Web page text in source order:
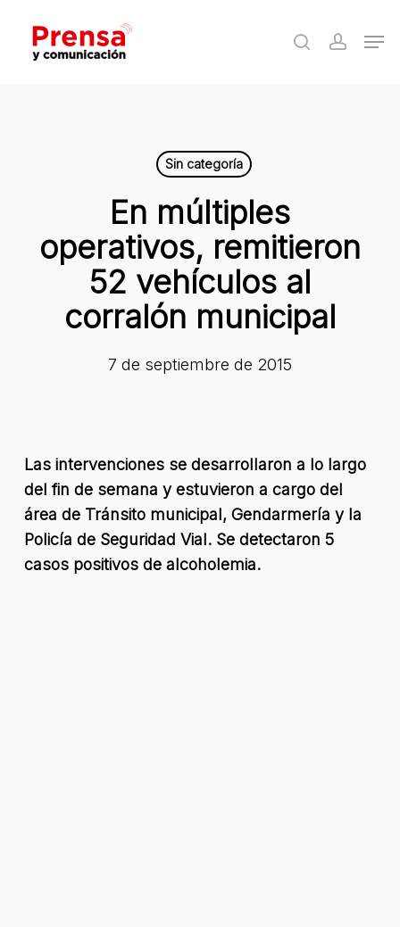
main
search
Sin categoría
En múltiples
operativos, remitieron
52 vehículos al
corralón municipal
7 de septiembre de 2015
Las intervenciones se desarrollaron a lo largo
del fin de semana y estuvieron a cargo del
área de Tránsito municipal, Gendarmería y la
Policía de Seguridad Vial. Se detectaron 5
casos positivos de alcoholemia.